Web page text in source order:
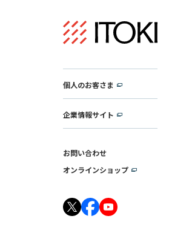
個人のお客さま
企業情報サイト
お問い合わせ
オンラインショップ